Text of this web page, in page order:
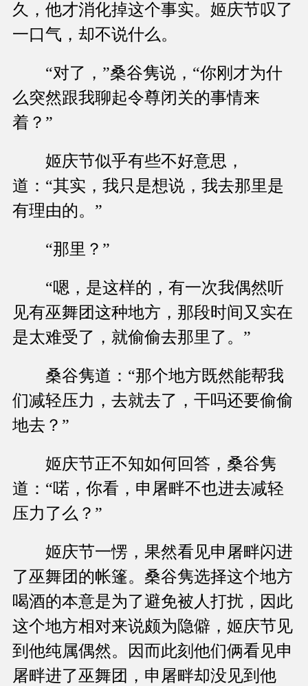
久，他才消化掉这个事实。姬庆节叹了
一口气，却不说什么。
“对了，”桑谷隽说，“你刚才为什
么突然跟我聊起令尊闭关的事情来
着？”
姬庆节似乎有些不好意思，
道：“其实，我只是想说，我去那里是
有理由的。”
“那里？”
“嗯，是这样的，有一次我偶然听
见有巫舞团这种地方，那段时间又实在
是太难受了，就偷偷去那里了。”
桑谷隽道：“那个地方既然能帮我
们减轻压力，去就去了，干吗还要偷偷
地去？”
姬庆节正不知如何回答，桑谷隽
道：“喏，你看，申屠畔不也进去减轻
压力了么？”
姬庆节一愣，果然看见申屠畔闪进
了巫舞团的帐篷。桑谷隽选择这个地方
喝酒的本意是为了避免被人打扰，因此
这个地方相对来说颇为隐僻，姬庆节见
到他纯属偶然。因而此刻他们俩看见申
屠畔进了巫舞团，申屠畔却没见到他